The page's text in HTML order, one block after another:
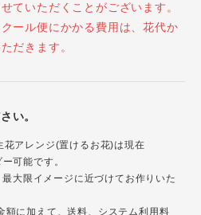
ていただくことがございます。
ール便にかかる費用は、花代か
だきます。
い。
アレンジ(置けるお花)は現在
可能です。
大限イメージに近づけてお作りいた
に加えて、送料、システム利用料